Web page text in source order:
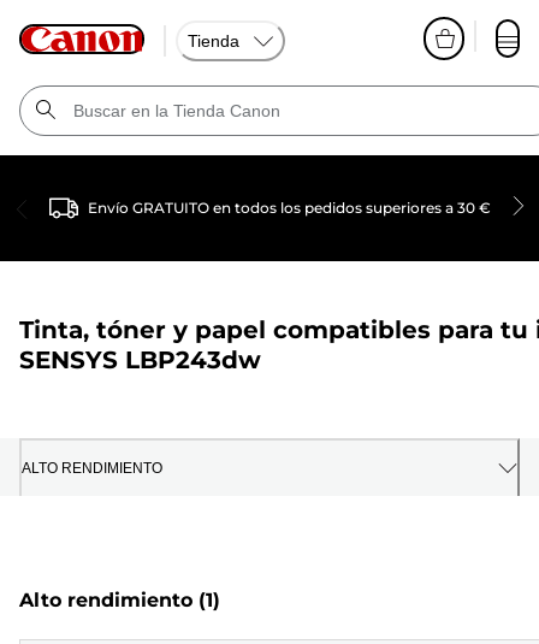
Tienda
Envío GRATUITO en todos los pedidos superiores a 30 €
Tinta, tóner y papel compatibles para tu
SENSYS LBP243dw
ALTO RENDIMIENTO
Alto rendimiento (1)